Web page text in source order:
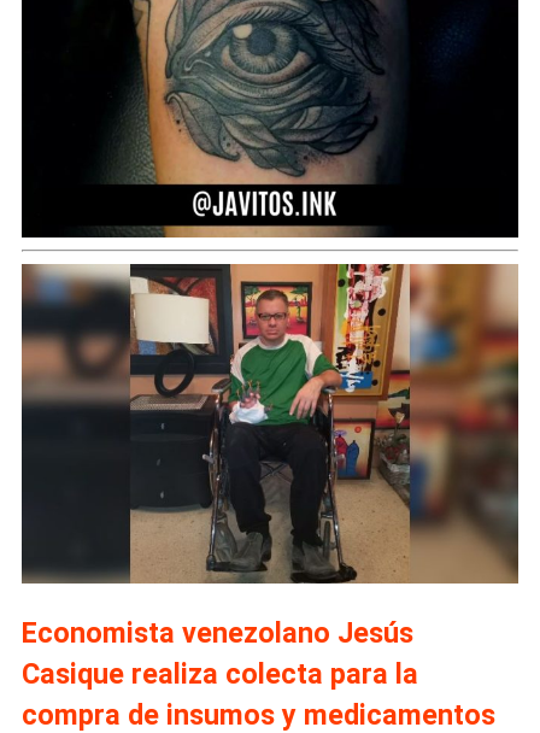
Economista venezolano Jesús
Casique realiza colecta para la
compra de insumos y medicamentos